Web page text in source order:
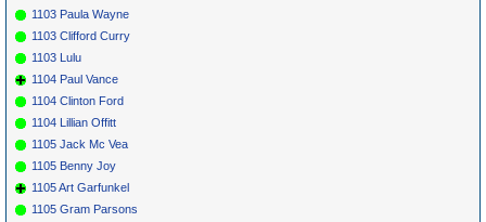
1103 Paula Wayne
1103 Clifford Curry
1103 Lulu
1104 Paul Vance
1104 Clinton Ford
1104 Lillian Offitt
1105 Jack Mc Vea
1105 Benny Joy
1105 Art Garfunkel
1105 Gram Parsons